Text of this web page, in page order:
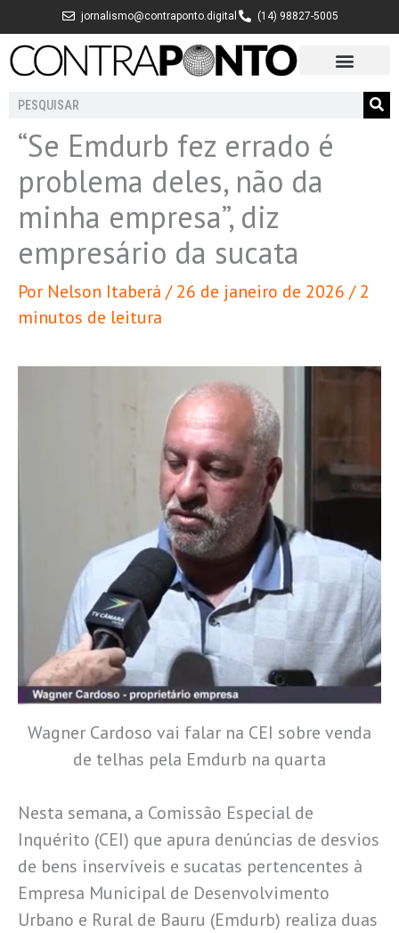
para
jornalismo@contraponto.digital (14) 98827-5005
Pesquisar
“Se Emdurb fez errado é
problema deles, não da
minha empresa”, diz
empresário da sucata
Por Nelson Itaberá /26 de janeiro de 2026 /2
minutos de leitura
Wagner Cardoso vai falar na CEI sobre venda
de telhas pela Emdurb na quarta
Nesta semana, a Comissão Especial de
Inquérito (CEI) que apura denúncias de desvios
de bens inservíveis e sucatas pertencentes à
Empresa Municipal de Desenvolvimento
Urbano e Rural de Bauru (Emdurb) realiza duas